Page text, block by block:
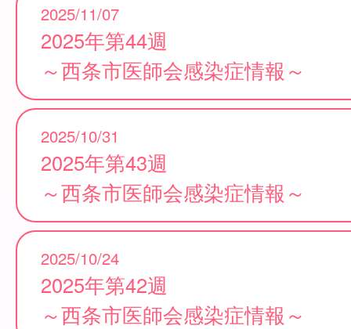
2025/11/07
2025年第44週
～西条市医師会感染症情報～
2025/10/31
2025年第43週
～西条市医師会感染症情報～
2025/10/24
2025年第42週
～西条市医師会感染症情報～